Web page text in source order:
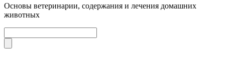
Основы ветеринарии, содержания и лечения домашних
животных